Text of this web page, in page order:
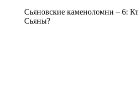
Сьяновские каменоломни – 6:
Сьяны?